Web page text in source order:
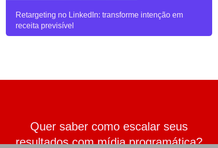
Retargeting no LinkedIn: transforme intenção em
receita previsível
Quer saber como escalar seus
resultados com mídia programática?